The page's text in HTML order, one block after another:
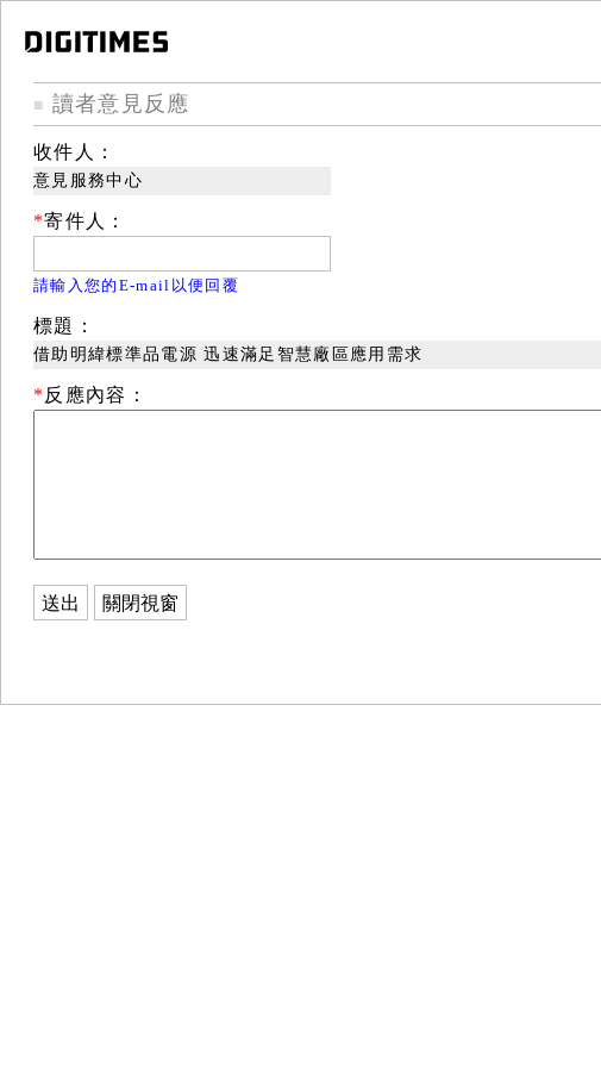
■ 讀者意見反應
收件人：
意見服務中心
*寄件人：
請輸入您的E-mail以便回覆
標題：
借助明緯標準品電源 迅速滿足智慧廠區應用需求
* 反應內容：